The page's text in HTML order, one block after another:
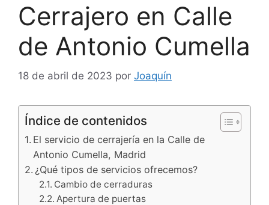
Cerrajero en Calle
de Antonio Cumella
18 de abril de 2023 por Joaquín
Índice de contenidos
El servicio de cerrajería en la Calle de
Antonio Cumella, Madrid
¿Qué tipos de servicios ofrecemos?
Cambio de cerraduras
Apertura de puertas